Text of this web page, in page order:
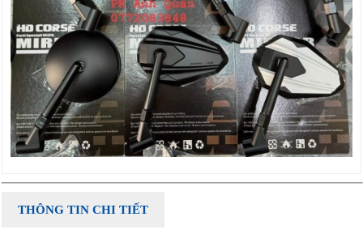
THÔNG TIN CHI TIẾT